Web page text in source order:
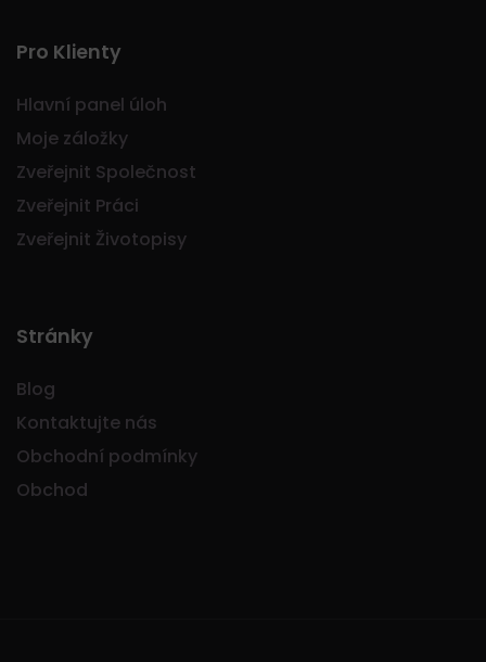
Pro Klienty
Hlavní panel úloh
Moje záložky
Zveřejnit Společnost
Zveřejnit Práci
Zveřejnit Životopisy
Stránky
Blog
Kontaktujte nás
Obchodní podmínky
Obchod